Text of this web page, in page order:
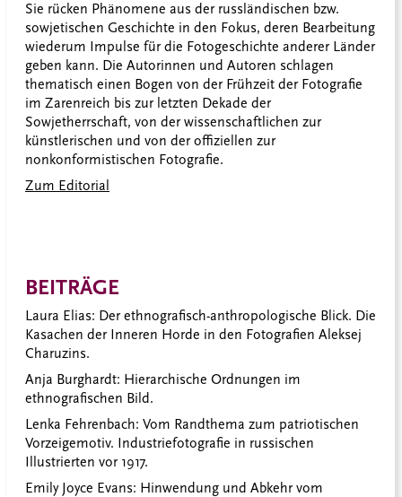
Sie rücken Phänomene aus der russländischen bzw.
sowjetischen Geschichte in den Fokus, deren Bearbeitung
wiederum Impulse für die Fotogeschichte anderer Länder
geben kann. Die Autorinnen und Autoren schlagen
thematisch einen Bogen von der Frühzeit der Fotografie
im Zarenreich bis zur letzten Dekade der
Sowjetherrschaft, von der wissenschaftlichen zur
künstlerischen und von der offiziellen zur
nonkonformistischen Fotografie.
Zum Editorial
BEITRÄGE
Laura Elias: Der ethnografisch-anthropologische Blick. Die
Kasachen der Inneren Horde in den Fotografien Aleksej
Charuzins.
Anja Burghardt: Hierarchische Ordnungen im
ethnografischen Bild.
Lenka Fehrenbach: Vom Randthema zum patriotischen
Vorzeigemotiv. Industriefotografie in russischen
Illustrierten vor 1917.
Emily Joyce Evans: Hinwendung und Abkehr vom